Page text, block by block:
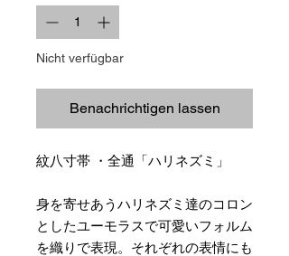
Nicht verfügbar
Benachrichtigen lassen
紋八寸帯 ・全通「ハリネズミ」
身を寄せあうハリネズミ達のコロン
としたユーモラスで可愛いフォルム
を織りで表現。それぞれの表情にも